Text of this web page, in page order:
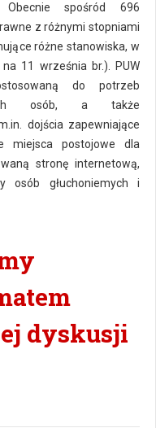
Obecnie spośród 696
z różnymi stopniami
różne stanowiska, w
11 września br.). PUW
do potrzeb
osób, a także
dojścia zapewniające
miejsca postojowe dla
stronę internetową,
osób głuchoniemych i
dyskusji